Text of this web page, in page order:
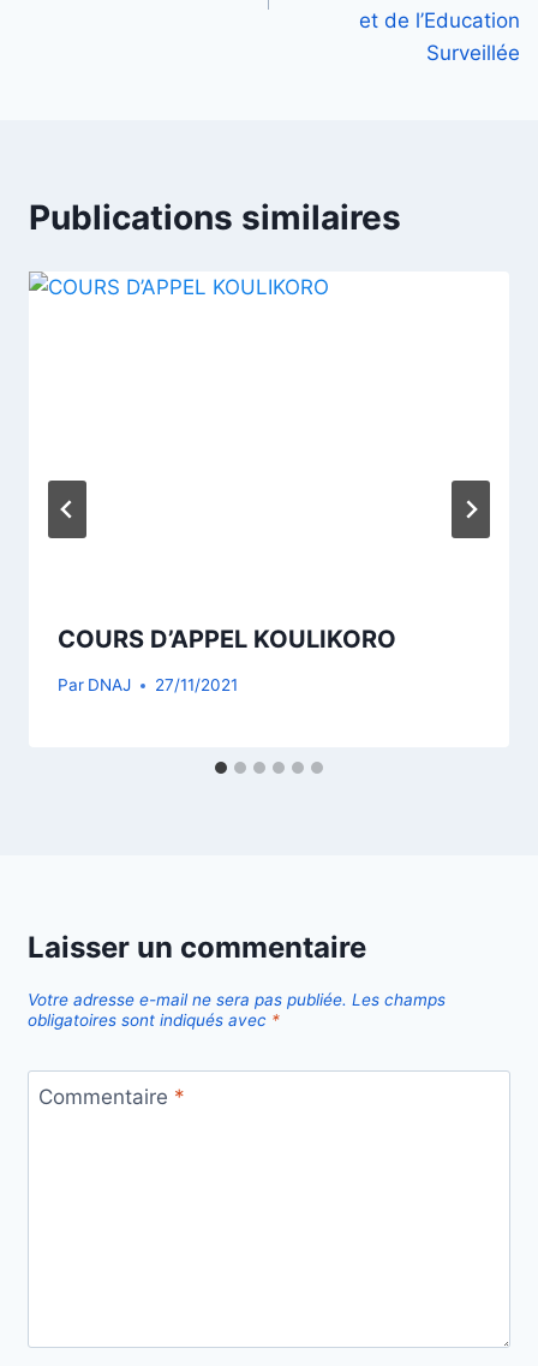
et de l’Education
Surveillée
Publications similaires
COURS D’APPEL KOULIKORO
Par DNAJ 27/11/2021
Laisser un commentaire
Votre adresse e-mail ne sera pas publiée. Les champs
obligatoires sont indiqués avec *
Commentaire *